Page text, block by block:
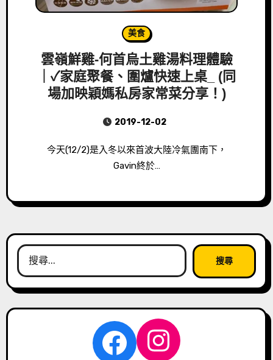
美食
雲嶺鮮雞-何首烏土雞湯料理體驗
｜✓家庭聚餐、圍爐快速上桌_ (同
場加映穎媽私房家常菜分享！)
2019-12-02
今天(12/2)是入冬以來首波大陸冷氣團南下，
Gavin終於…
搜
尋
關
Facebook